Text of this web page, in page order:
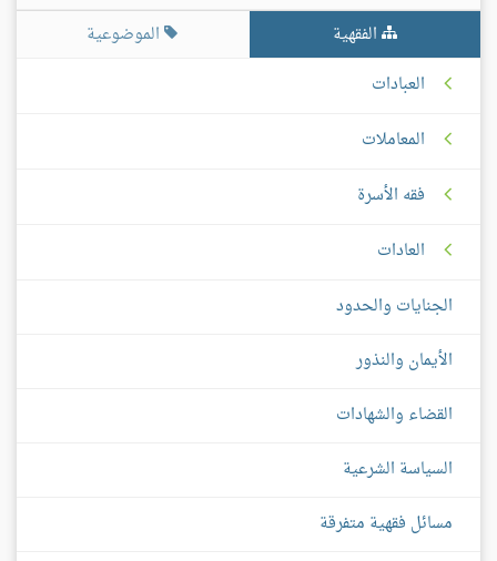
الفقهية
الموضوعية
العبادات
المعاملات
فقه الأسرة
العادات
الجنايات والحدود
الأيمان والنذور
القضاء والشهادات
السياسة الشرعية
مسائل فقهية متفرقة